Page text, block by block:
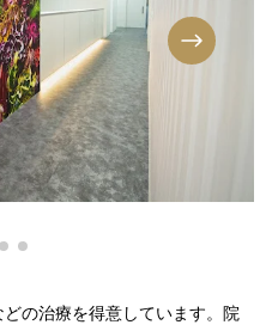
の治療を得意しています。院